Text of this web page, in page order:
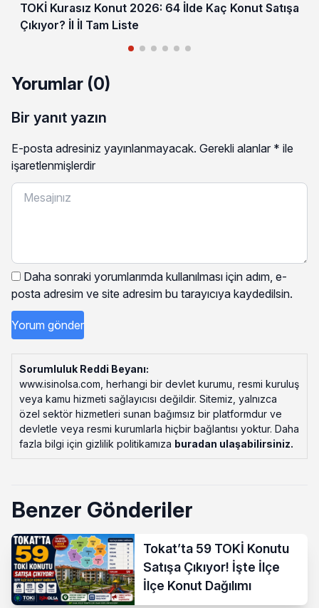
TOKİ Kurasız Konut 2026: 64 İlde Kaç Konut Satışa
Çıkıyor? İl İl Tam Liste
Yorumlar (0)
Bir yanıt yazın
E-posta adresiniz yayınlanmayacak. Gerekli alanlar * ile
işaretlenmişlerdir
Daha sonraki yorumlarımda kullanılması için adım, e-
posta adresim ve site adresim bu tarayıcıya kaydedilsin.
Sorumluluk Reddi Beyanı:
www.isinolsa.com, herhangi bir devlet kurumu, resmi kuruluş
veya kamu hizmeti sağlayıcısı değildir. Sitemiz, yalnızca
özel sektör hizmetleri sunan bağımsız bir platformdur ve
devletle veya resmi kurumlarla hiçbir bağlantısı yoktur. Daha
fazla bilgi için gizlilik politikamıza buradan ulaşabilirsiniz.
Benzer Gönderiler
Tokat’ta 59 TOKİ Konutu
Satışa Çıkıyor! İşte İlçe
İlçe Konut Dağılımı